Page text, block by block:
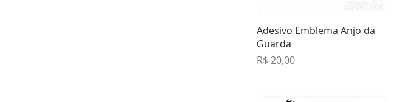
Visualização rápida
Adesivo Emblema Anjo da
Guarda
Preço
R$ 20,00